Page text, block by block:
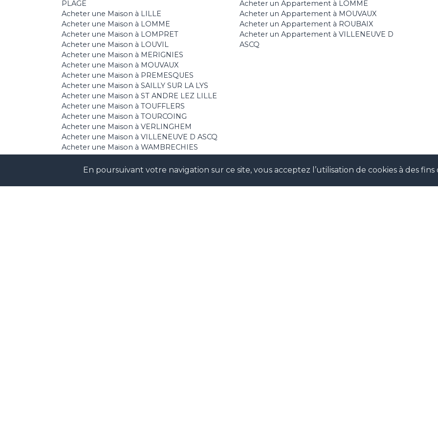
En poursuivant votre navigation sur ce site, vous acceptez l’utilisation de cookies à des
PLAGE
Acheter une Maison à LILLE
Acheter une Maison à LOMME
Acheter une Maison à LOMPRET
Acheter une Maison à LOUVIL
Acheter une Maison à MERIGNIES
Acheter une Maison à MOUVAUX
Acheter une Maison à PREMESQUES
Acheter une Maison à SAILLY SUR LA LYS
Acheter une Maison à ST ANDRE LEZ LILLE
Acheter une Maison à TOUFFLERS
Acheter une Maison à TOURCOING
Acheter une Maison à VERLINGHEM
Acheter une Maison à VILLENEUVE D ASCQ
Acheter une Maison à WAMBRECHIES
Acheter un Appartement à LOMME
Acheter un Appartement à MOUVAUX
Acheter un Appartement à ROUBAIX
Acheter un Appartement à VILLENEUVE D
ASCQ